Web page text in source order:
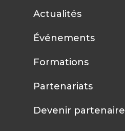
Actualités
Événements
Formations
Partenariats
Devenir partenaire